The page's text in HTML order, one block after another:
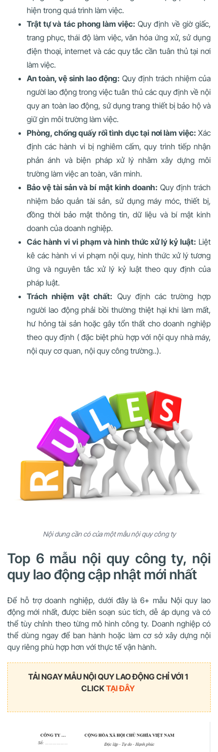
hiện trong quá trình làm việc.
Trật tự và tác phong làm việc: Quy định về giờ giấc,
trang phục, thái độ làm việc, văn hóa ứng xử, sử dụng
điện thoại, internet và các quy tắc cần tuân thủ tại nơi
làm việc.
An toàn, vệ sinh lao động: Quy định trách nhiệm của
người lao động trong việc tuân thủ các quy định về nội
quy an toàn lao động, sử dụng trang thiết bị bảo hộ và
giữ gìn môi trường làm việc.
Phòng, chống quấy rối tình dục tại nơi làm việc: Xác
định các hành vi bị nghiêm cấm, quy trình tiếp nhận
phản ánh và biện pháp xử lý nhằm xây dựng môi
trường làm việc an toàn, văn minh.
Bảo vệ tài sản và bí mật kinh doanh: Quy định trách
nhiệm bảo quản tài sản, sử dụng máy móc, thiết bị,
đồng thời bảo mật thông tin, dữ liệu và bí mật kinh
doanh của doanh nghiệp.
Các hành vi vi phạm và hình thức xử lý kỷ luật: Liệt
kê các hành vi vi phạm nội quy, hình thức xử lý tương
ứng và nguyên tắc xử lý kỷ luật theo quy định của
pháp luật.
Trách nhiệm vật chất: Quy định các trường hợp
người lao động phải bồi thường thiệt hại khi làm mất,
hư hỏng tài sản hoặc gây tổn thất cho doanh nghiệp
theo quy định ( đặc biệt phù hợp với nội quy nhà máy,
nội quy cơ quan, nội quy công trường..).
Nội dung cần có của một mẫu nội quy công ty
Top 6 mẫu nội quy công ty, nội
quy lao động cập nhật mới nhất
Để hỗ trợ doanh nghiệp, dưới đây là 6+ mẫu Nội quy lao
động mới nhất, được biên soạn súc tích, dễ áp dụng và có
thể tùy chỉnh theo từng mô hình công ty. Doanh nghiệp có
thể dùng ngay để ban hành hoặc làm cơ sở xây dựng nội
quy riêng phù hợp hơn với thực tế vận hành.
TẢI NGAY MẪU NỘI QUY LAO ĐỘNG CHỈ VỚI 1
CLICKTẠI ĐÂY